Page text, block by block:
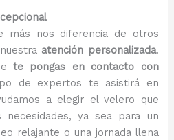
más nos diferencia de otros
atención personalizada.
te pongas en contacto con
de expertos te asistirá en
a elegir el velero que
ya sea para un
relajante o una jornada llena